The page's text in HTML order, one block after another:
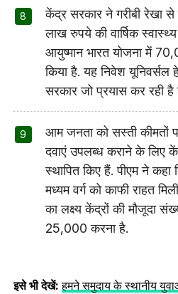
केंद्र सरकार ने गरीबी रेखा से
लाख रुपये की वार्षिक
आयुष्मान भारत योजना में
किया है. यह निवेश
सरकार जो प्रयास कर रही
आम जनता को सस्ती कीमतों
दवाएं उपलब्ध कराने के
स्थापित किए हैं. पीएम ने
मध्यम वर्ग को काफी राहत
का लक्ष्य केंद्रों की मौजूदा
25,000 करना है.
इसे भी देखें: हमने समुदाय के स्थानीय